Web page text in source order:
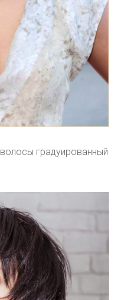
градуированный